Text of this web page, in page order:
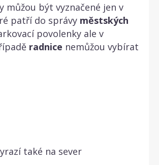
můžou být vyznačené jen v
patří do správy městských
povolenky ale v
radnice nemůžou vybírat
také na sever